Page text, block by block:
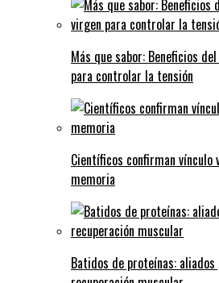
Más que sabor: Beneficios
para controlar la tensión
Científicos confirman
memoria
Batidos de proteínas: